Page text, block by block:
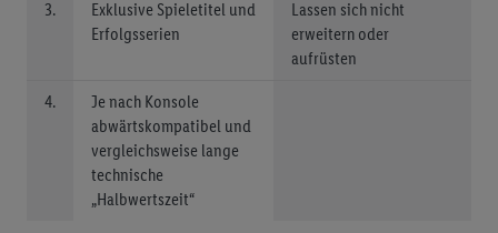
3.
Exklusive Spieletitel und
Erfolgsserien
Lassen sich nicht
erweitern oder
aufrüsten
4.
Je nach Konsole
abwärtskompatibel und
vergleichsweise lange
technische
„Halbwertszeit“